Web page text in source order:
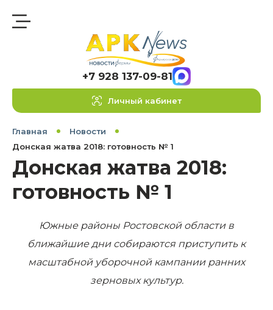
+7 928 137-09-81
Личный кабинет
Главная
Новости
Донская жатва 2018: готовность № 1
Донская жатва 2018:
готовность № 1
Южные районы Ростовской области в
ближайшие дни собираются приступить к
масштабной уборочной кампании ранних
зерновых культур.